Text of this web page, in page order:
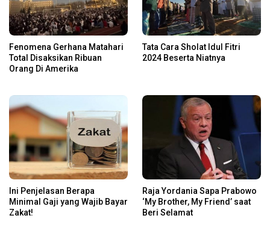
Fenomena Gerhana Matahari
Total Disaksikan Ribuan
Orang Di Amerika
Tata Cara Sholat Idul Fitri
2024 Beserta Niatnya
Ini Penjelasan Berapa
Minimal Gaji yang Wajib Bayar
Zakat!
Raja Yordania Sapa Prabowo
‘My Brother, My Friend’ saat
Beri Selamat